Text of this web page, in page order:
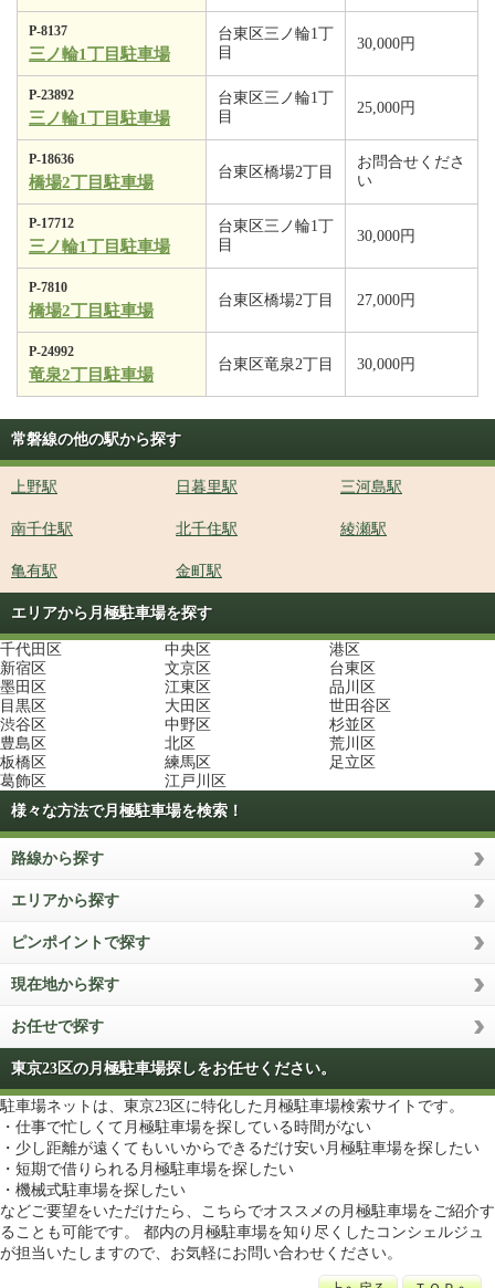
P-8137
三ノ輪1丁目駐車場
台東区三ノ輪1丁
目
30,000円
P-23892
三ノ輪1丁目駐車場
台東区三ノ輪1丁
目
25,000円
P-18636
橋場2丁目駐車場
台東区橋場2丁目
お問合せくださ
い
P-17712
三ノ輪1丁目駐車場
台東区三ノ輪1丁
目
30,000円
P-7810
橋場2丁目駐車場
台東区橋場2丁目 27,000円
P-24992
竜泉2丁目駐車場
台東区竜泉2丁目 30,000円
常磐線の他の駅から探す
上野駅 日暮里駅 三河島駅
南千住駅 北千住駅 綾瀬駅
亀有駅 金町駅
エリアから月極駐車場を探す
千代田区 中央区
港区
新宿区
文京区
台東区
墨田区
江東区
品川区
目黒区
大田区
世田谷区
渋谷区
中野区
杉並区
豊島区
北区
荒川区
板橋区
練馬区
足立区
葛飾区
江戸川区
様々な方法で月極駐車場を検索！
路線から探す
エリアから探す
ピンポイントで探す
現在地から探す
お任せで探す
東京23区の月極駐車場探しをお任せください。
駐車場ネットは、東京23区に特化した月極駐車場検索サイトです。
・仕事で忙しくて月極駐車場を探している時間がない
・少し距離が遠くてもいいからできるだけ安い月極駐車場を探したい
・短期で借りられる月極駐車場を探したい
・機械式駐車場を探したい
などご要望をいただけたら、こちらでオススメの月極駐車場をご紹介す
ることも可能です。 都内の月極駐車場を知り尽くしたコンシェルジュ
が担当いたしますので、お気軽にお問い合わせください。